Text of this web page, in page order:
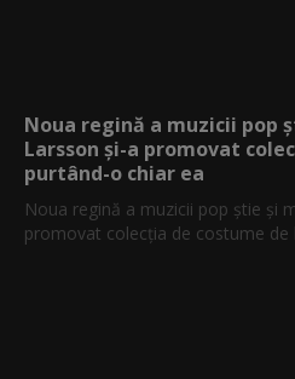
Noua regină a muzicii pop
Larsson și-a promovat
purtând-o chiar ea
Noua regină a muzicii pop știe și
promovat colecția de costume de